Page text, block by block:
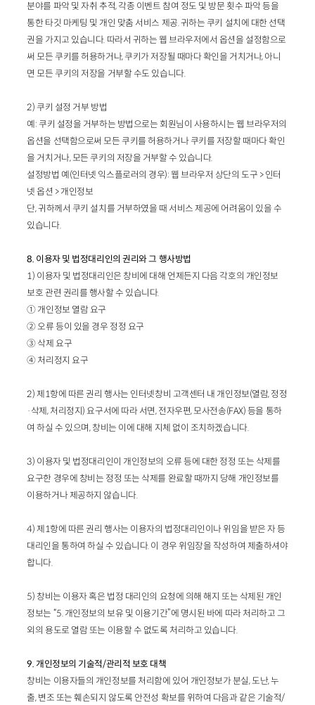
분야를 파악 및 자취 추적, 각종 이벤트 참여 정도 및 방문 횟수 파악 등을
통한 타깃 마케팅 및 개인 맞춤 서비스 제공. 귀하는 쿠키 설치에 대한 선택
권을 가지고 있습니다. 따라서 귀하는 웹 브라우저에서 옵션을 설정함으로
써 모든 쿠키를 허용하거나, 쿠키가 저장될 때마다 확인을 거치거나, 아니
면 모든 쿠키의 저장을 거부할 수도 있습니다.
2) 쿠키 설정 거부 방법
예: 쿠키 설정을 거부하는 방법으로는 회원님이 사용하시는 웹 브라우저의
옵션을 선택함으로써 모든 쿠키를 허용하거나 쿠키를 저장할 때마다 확인
을 거치거나, 모든 쿠키의 저장을 거부할 수 있습니다.
설정방법 예(인터넷 익스플로러의 경우): 웹 브라우저 상단의 도구 > 인터
넷 옵션 > 개인정보
단, 귀하께서 쿠키 설치를 거부하였을 때 서비스 제공에 어려움이 있을 수
있습니다.
8. 이용자 및 법정대리인의 권리와 그 행사방법
1) 이용자 및 법정대리인은 창비에 대해 언제든지 다음 각호의 개인정보
보호 관련 권리를 행사할 수 있습니다.
① 개인정보 열람 요구
② 오류 등이 있을 경우 정정 요구
③ 삭제 요구
④ 처리정지 요구
2) 제1항에 따른 권리 행사는 인터넷창비 고객센터 내 개인정보(열람, 정정
·삭제, 처리정지) 요구서에 따라 서면, 전자우편, 모사전송(FAX) 등을 통하
여 하실 수 있으며, 창비는 이에 대해 지체 없이 조치하겠습니다.
3) 이용자 및 법정대리인이 개인정보의 오류 등에 대한 정정 또는 삭제를
요구한 경우에 창비는 정정 또는 삭제를 완료할 때까지 당해 개인정보를
이용하거나 제공하지 않습니다.
4) 제1항에 따른 권리 행사는 이용자의 법정대리인이나 위임을 받은 자 등
대리인을 통하여 하실 수 있습니다. 이 경우 위임장을 작성하여 제출하셔야
합니다.
5) 창비는 이용자 혹은 법정 대리인의 요청에 의해 해지 또는 삭제된 개인
정보는 “5. 개인정보의 보유 및 이용기간”에 명시된 바에 따라 처리하고 그
외의 용도로 열람 또는 이용할 수 없도록 처리하고 있습니다.
9. 개인정보의 기술적/관리적 보호 대책
창비는 이용자들의 개인정보를 처리함에 있어 개인정보가 분실, 도난, 누
출, 변조 또는 훼손되지 않도록 안전성 확보를 위하여 다음과 같은 기술적/